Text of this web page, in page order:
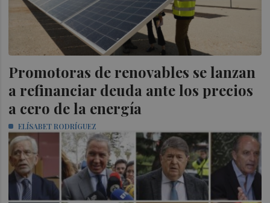
Promotoras de renovables se lanzan
a refinanciar deuda ante los precios
a cero de la energía
ELÍSABET RODRÍGUEZ